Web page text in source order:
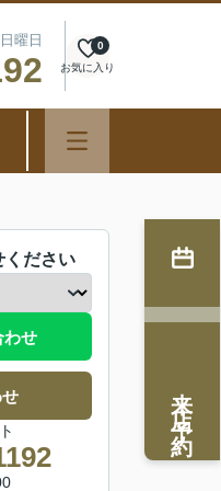
曜日
お気に入り
0
ください
わせ
来店予約